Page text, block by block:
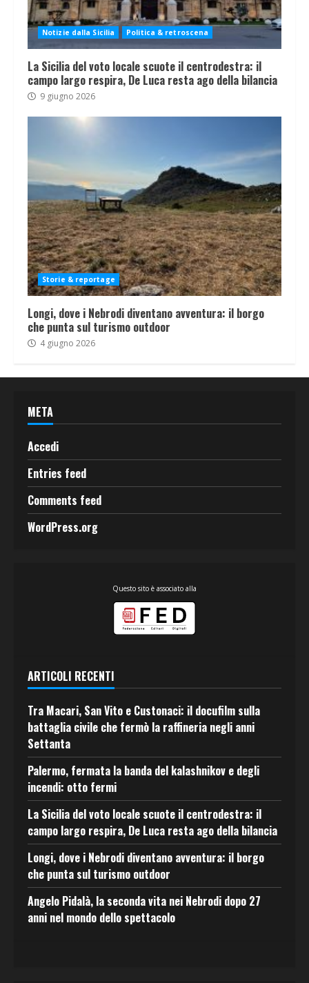
Notizie dalla Sicilia Politica & retroscena
La Sicilia del voto locale scuote il centrodestra: il
campo largo respira, De Luca resta ago della bilancia
9 giugno 2026
Storie & reportage
Longi, dove i Nebrodi diventano avventura: il borgo
che punta sul turismo outdoor
4 giugno 2026
META
Accedi
Entries feed
Comments feed
WordPress.org
Questo sito è associato alla
ARTICOLI RECENTI
Tra Macari, San Vito e Custonaci: il docufilm sulla
battaglia civile che fermò la raffineria negli anni
Settanta
Palermo, fermata la banda del kalashnikov e degli
incendi: otto fermi
La Sicilia del voto locale scuote il centrodestra: il
campo largo respira, De Luca resta ago della bilancia
Longi, dove i Nebrodi diventano avventura: il borgo
che punta sul turismo outdoor
Angelo Pidalà, la seconda vita nei Nebrodi dopo 27
anni nel mondo dello spettacolo